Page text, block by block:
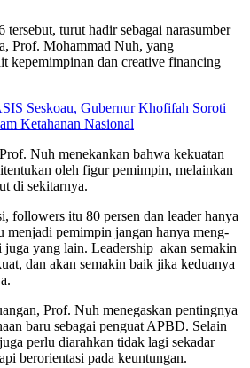
tersebut, turut hadir sebagai narasumber
Prof. Mohammad Nuh, yang
kepemimpinan dan creative financing
Seskoau, Gubernur Khofifah Soroti
Ketahanan Nasional
Nuh menekankan bahwa kekuatan
oleh figur pemimpin, melainkan
di sekitarnya.
followers itu 80 persen dan leader hanya
menjadi pemimpin jangan hanya meng-
juga yang lain. Leadership akan semakin
dan akan semakin baik jika keduanya
Prof. Nuh menegaskan pentingnya
baru sebagai penguat APBD. Selain
perlu diarahkan tidak lagi sekadar
berorientasi pada keuntungan.